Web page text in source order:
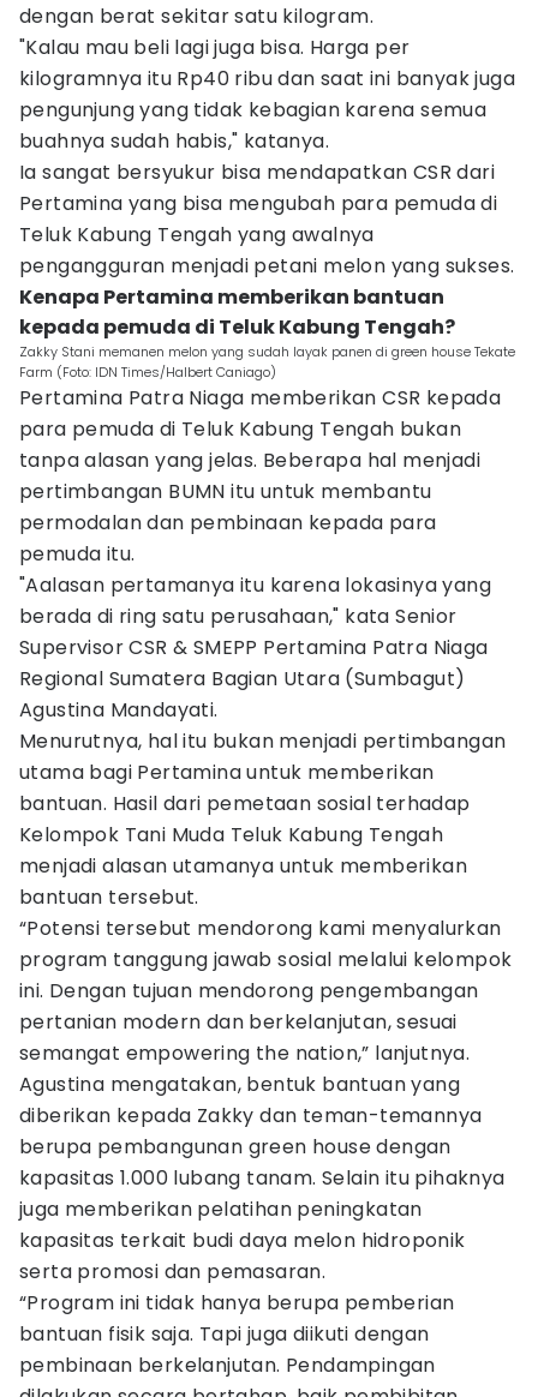
dengan berat sekitar satu kilogram.
"Kalau mau beli lagi juga bisa. Harga per
kilogramnya itu Rp40 ribu dan saat ini banyak juga
pengunjung yang tidak kebagian karena semua
buahnya sudah habis," katanya.
Ia sangat bersyukur bisa mendapatkan CSR dari
Pertamina yang bisa mengubah para pemuda di
Teluk Kabung Tengah yang awalnya
pengangguran menjadi petani melon yang sukses.
Kenapa Pertamina memberikan bantuan
kepada pemuda di Teluk Kabung Tengah?
Zakky Stani memanen melon yang sudah layak panen di green house Tekate
Farm (Foto: IDN Times/Halbert Caniago)
Pertamina Patra Niaga memberikan CSR kepada
para pemuda di Teluk Kabung Tengah bukan
tanpa alasan yang jelas. Beberapa hal menjadi
pertimbangan BUMN itu untuk membantu
permodalan dan pembinaan kepada para
pemuda itu.
"Aalasan pertamanya itu karena lokasinya yang
berada di ring satu perusahaan," kata Senior
Supervisor CSR & SMEPP Pertamina Patra Niaga
Regional Sumatera Bagian Utara (Sumbagut)
Agustina Mandayati.
Menurutnya, hal itu bukan menjadi pertimbangan
utama bagi Pertamina untuk memberikan
bantuan. Hasil dari pemetaan sosial terhadap
Kelompok Tani Muda Teluk Kabung Tengah
menjadi alasan utamanya untuk memberikan
bantuan tersebut.
“Potensi tersebut mendorong kami menyalurkan
program tanggung jawab sosial melalui kelompok
ini. Dengan tujuan mendorong pengembangan
pertanian modern dan berkelanjutan, sesuai
semangat empowering the nation,” lanjutnya.
Agustina mengatakan, bentuk bantuan yang
diberikan kepada Zakky dan teman-temannya
berupa pembangunan green house dengan
kapasitas 1.000 lubang tanam. Selain itu pihaknya
juga memberikan pelatihan peningkatan
kapasitas terkait budi daya melon hidroponik
serta promosi dan pemasaran.
“Program ini tidak hanya berupa pemberian
bantuan fisik saja. Tapi juga diikuti dengan
pembinaan berkelanjutan. Pendampingan